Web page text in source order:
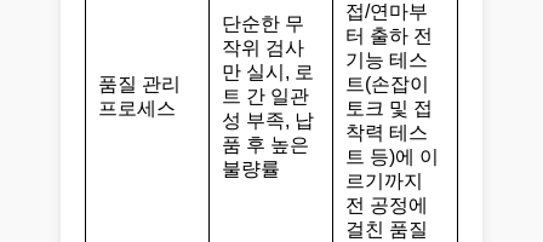
품질 관리
프로세스
단순한 무
작위 검사
만 실시, 로
트 간 일관
성 부족, 납
품 후 높은
불량률
접/연마부
터 출하 전
기능 테스
트(손잡이
토크 및 접
착력 테스
트 등)에 이
르기까지
전 공정에
걸친 품질